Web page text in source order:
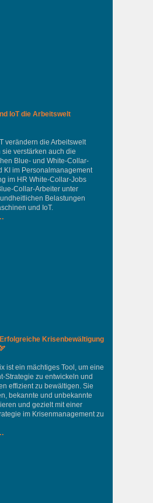
IoT die Arbeitswelt
verändern die Arbeitswelt
verstärken auch die
Blue- und White-Collar-
KI im Personalmanagement
im HR White-Collar-Jobs
Collar-Arbeiter unter
Belastungen
und IoT.
Krisenbewältigung
ist ein mächtiges Tool, um eine
Strategie zu entwickeln und
effizient zu bewältigen. Sie
bekannte und unbekannte
und gezielt mit einer
im Krisenmanagement zu